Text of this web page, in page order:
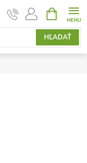
HĽADAŤ
KOŠÍK